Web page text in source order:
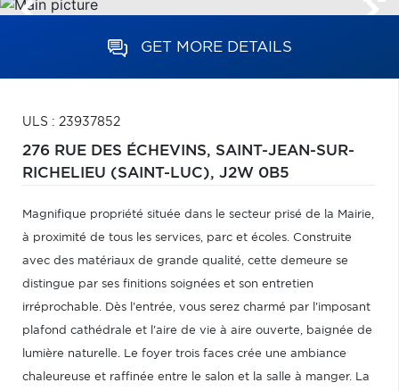
GET MORE DETAILS
ULS : 23937852
276 RUE DES ÉCHEVINS, SAINT-JEAN-SUR-
RICHELIEU (SAINT-LUC), J2W 0B5
Magnifique propriété située dans le secteur prisé de la Mairie,
à proximité de tous les services, parc et écoles. Construite
avec des matériaux de grande qualité, cette demeure se
distingue par ses finitions soignées et son entretien
irréprochable. Dès l'entrée, vous serez charmé par l'imposant
plafond cathédrale et l'aire de vie à aire ouverte, baignée de
lumière naturelle. Le foyer trois faces crée une ambiance
chaleureuse et raffinée entre le salon et la salle à manger. La